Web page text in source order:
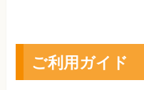
ご利用ガイド